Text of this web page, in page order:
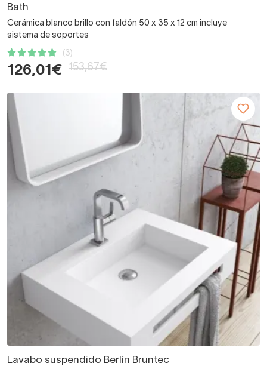
Bath
Cerámica blanco brillo con faldón 50 x 35 x 12 cm incluye
sistema de soportes
(3)
126,01€ 153,67€
Lavabo suspendido Berlín Bruntec